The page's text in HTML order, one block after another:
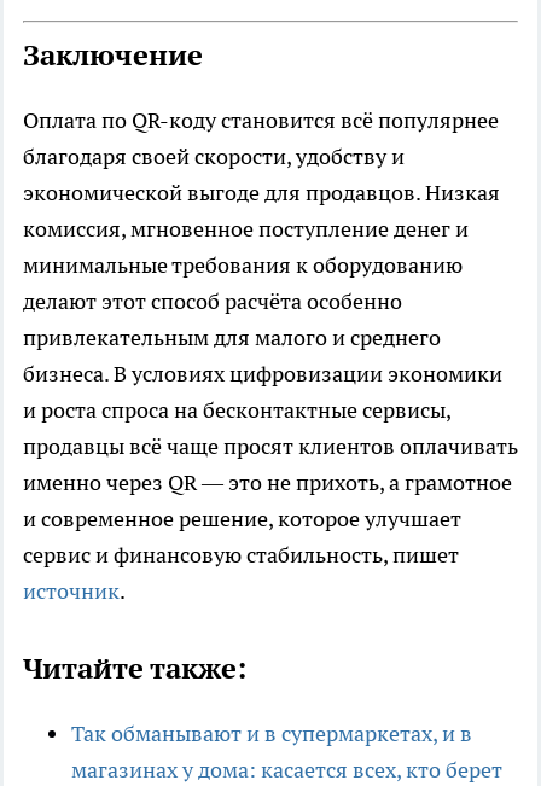
Заключение
Оплата по QR-коду становится всё популярнее
благодаря своей скорости, удобству и
экономической выгоде для продавцов. Низкая
комиссия, мгновенное поступление денег и
минимальные требования к оборудованию
делают этот способ расчёта особенно
привлекательным для малого и среднего
бизнеса. В условиях цифровизации экономики
и роста спроса на бесконтактные сервисы,
продавцы всё чаще просят клиентов оплачивать
именно через QR — это не прихоть, а грамотное
и современное решение, которое улучшает
сервис и финансовую стабильность, пишет
источник.
Читайте также:
Так обманывают и в супермаркетах, и в
магазинах у дома: касается всех, кто берет